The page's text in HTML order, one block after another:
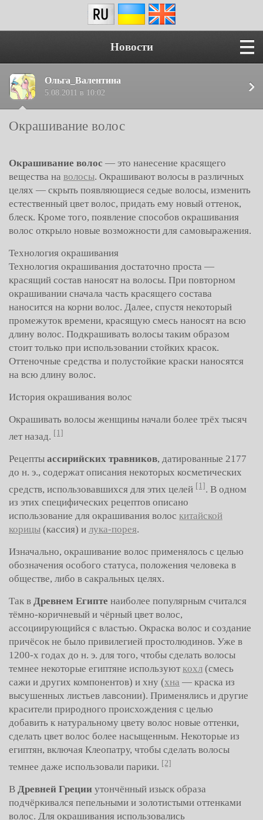
Новости
Ольга_Валентина
5.08.2011 в 10:02
Окрашивание волос
Окрашивание волос — это нанесение красящего
вещества на волосы. Окрашивают волосы в различных
целях — скрыть появляющиеся седые волосы, изменить
естественный цвет волос, придать ему новый оттенок,
блеск. Кроме того, появление способов окрашивания
волос открыло новые возможности для самовыражения.
Технология окрашивания
Технология окрашивания достаточно проста —
красящий состав наносят на волосы. При повторном
окрашивании сначала часть красящего состава
наносится на корни волос. Далее, спустя некоторый
промежуток времени, красящую смесь наносят на всю
длину волос. Подкрашивать волосы таким образом
стоит только при использовании стойких красок.
Оттеночные средства и полустойкие краски наносятся
на всю длину волос.
История окрашивания волос
Окрашивать волосы женщины начали более трёх тысяч
лет назад. [1]
Рецепты ассирийских травников, датированные 2177
до н. э., содержат описания некоторых косметических
средств, использовавшихся для этих целей [1]. В одном
из этих специфических рецептов описано
использование для окрашивания волос китайской
корицы (кассия) и лука-порея.
Изначально, окрашивание волос применялось с целью
обозначения особого статуса, положения человека в
обществе, либо в сакральных целях.
Так в Древнем Египте наиболее популярным считался
тёмно-коричневый и чёрный цвет волос,
ассоциирующийся с властью. Окраска волос и создание
причёсок не было привилегией простолюдинов. Уже в
1200-х годах до н. э. для того, чтобы сделать волосы
темнее некоторые египтяне используюткoхл (смесь
сажи и других компонентов) и хну (хна — краска из
высушенных листьев лавсонии). Применялись и другие
красители природного происхождения с целью
добавить к натуральному цвету волос новые оттенки,
сделать цвет волос более насыщенным. Некоторые из
египтян, включая Клеопатру, чтобы сделать волосы
темнее даже использовали парики. [2]
В Древней Греции утончённый изыск образа
подчёркивался пепельными и золотистыми оттенками
волос. Для окрашивания использовались